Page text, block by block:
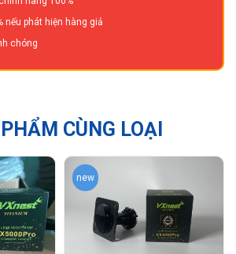
nếu phát hiện hàng giả
chóng
CÙNG LOẠI
new